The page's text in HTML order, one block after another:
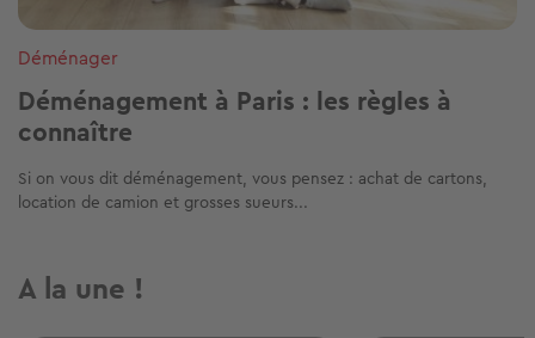
Déménager
Déménagement à Paris : les règles à
connaître
Si on vous dit déménagement, vous pensez : achat de cartons,
location de camion et grosses sueurs...
A la une !